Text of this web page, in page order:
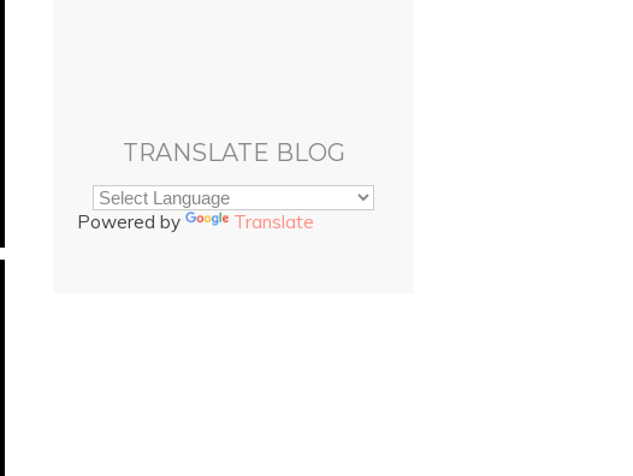
TRANSLATE BLOG
Powered by Translate